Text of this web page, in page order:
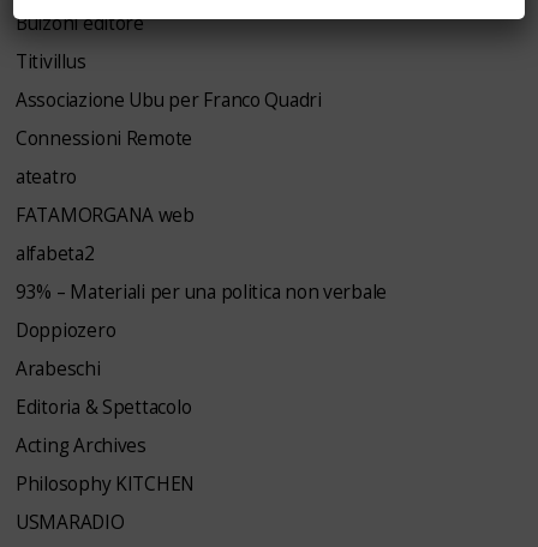
Bulzoni editore
Titivillus
Associazione Ubu per Franco Quadri
Connessioni Remote
ateatro
FATAMORGANA web
alfabeta2
93% – Materiali per una politica non verbale
Doppiozero
Arabeschi
Editoria & Spettacolo
Acting Archives
Philosophy KITCHEN
USMARADIO